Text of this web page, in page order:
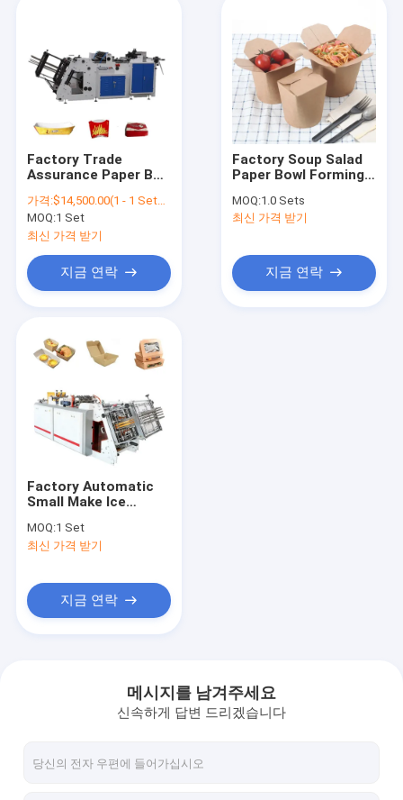
연락처
Factory Trade
Assurance Paper Box
For Packaging
Machine Automatic
Wrapped Gift Box
Maker
가격:$14,500.00(1 - 1 Sets) $14,000.00(>=2 Sets)
MOQ:1 Set
최신 가격 받기
지금 연락
Factory Soup Salad
Paper Bowl Forming
Bottom Food
Container Making
MOQ:1.0 Sets
최신 가격 받기
지금 연락
Factory Automatic
Small Make Ice
Machine Paper Paper
Cup Making Machine
MOQ:1 Set
최신 가격 받기
지금 연락
메시지를 남겨주세요
신속하게 답변 드리겠습니다